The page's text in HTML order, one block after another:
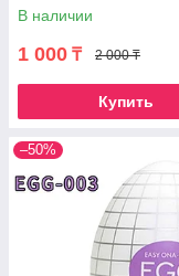
В наличии
1 000 ₸ 2 000 ₸
Купить
–50%